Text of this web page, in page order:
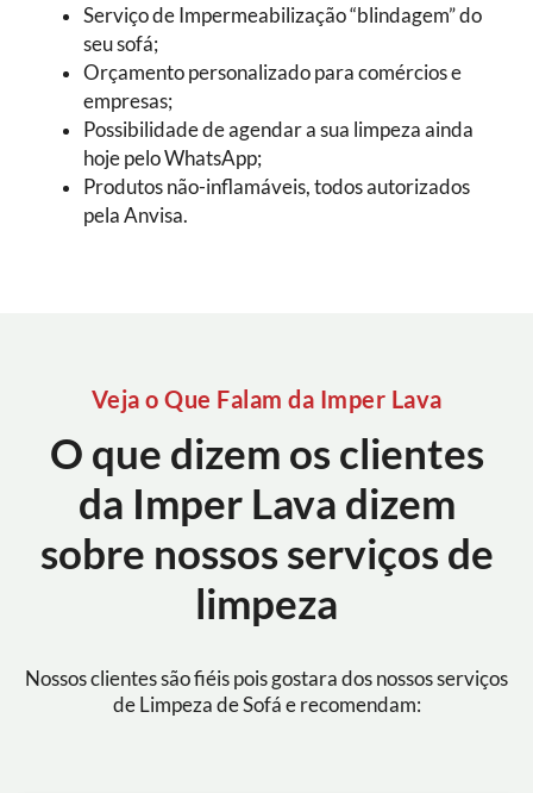
Serviço de Impermeabilização “blindagem” do
seu sofá;
Orçamento personalizado para comércios e
empresas;
Possibilidade de agendar a sua limpeza ainda
hoje pelo WhatsApp;
Produtos não-inflamáveis, todos autorizados
pela Anvisa.
Veja o Que Falam da Imper Lava
O que dizem os clientes
da Imper Lava dizem
sobre nossos serviços de
limpeza
Nossos clientes são fiéis pois gostara dos nossos serviços
de Limpeza de Sofá e recomendam: